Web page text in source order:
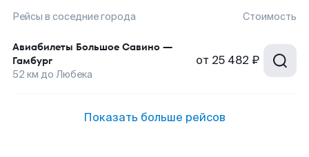
Рейсы в соседние города Стоимость
Авиабилеты Большое Савино —
Гамбург
52 км до Любека
от 25 482 ₽
Показать больше рейсов